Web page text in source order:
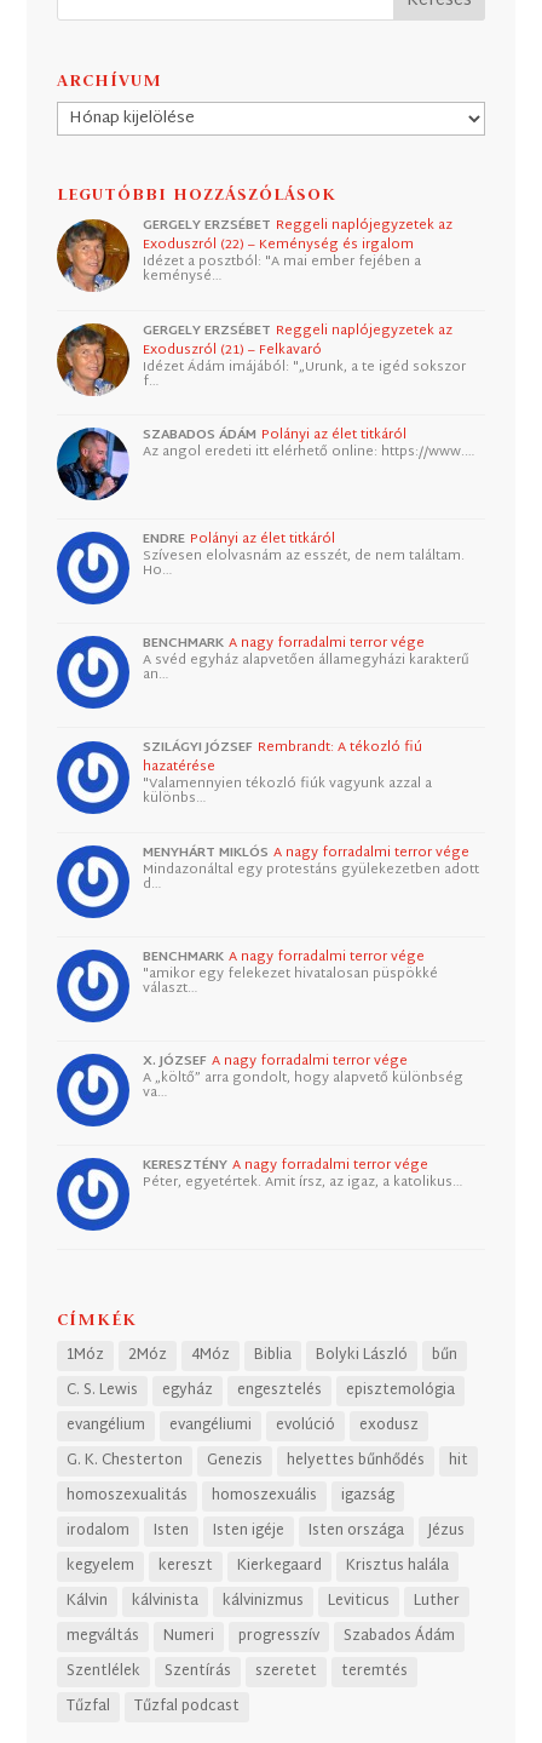
ARCHÍVUM
Archívum
LEGUTÓBBI HOZZÁSZÓLÁSOK
GERGELY ERZSÉBET Reggeli naplójegyzetek az
Exoduszról (22) – Keménység és irgalom
Idézet a posztból: "A mai ember fejében a
keménysé…
GERGELY ERZSÉBET Reggeli naplójegyzetek az
Exoduszról (21) – Felkavaró
Idézet Ádám imájából: "„Urunk, a te igéd sokszor
f…
SZABADOS ÁDÁM Polányi az élet titkáról
Az angol eredeti itt elérhető online: https://www.…
ENDRE Polányi az élet titkáról
Szívesen elolvasnám az esszét, de nem találtam.
Ho…
BENCHMARK A nagy forradalmi terror vége
A svéd egyház alapvetően államegyházi karakterű
an…
SZILÁGYI JÓZSEF Rembrandt: A tékozló fiú
hazatérése
"Valamennyien tékozló fiúk vagyunk azzal a
különbs…
MENYHÁRT MIKLÓS A nagy forradalmi terror vége
Mindazonáltal egy protestáns gyülekezetben adott
d…
BENCHMARK A nagy forradalmi terror vége
"amikor egy felekezet hivatalosan püspökké
választ…
X. JÓZSEF A nagy forradalmi terror vége
A „költő” arra gondolt, hogy alapvető különbség
va…
KERESZTÉNY A nagy forradalmi terror vége
Péter, egyetértek. Amit írsz, az igaz, a katolikus…
CÍMKÉK
1Móz 2Móz 4Móz Biblia Bolyki László
bűn
C. S. Lewis
egyház engesztelés
episztemológia
evangélium
evangéliumi evolúció
exodusz
G. K. Chesterton
Genezis helyettes bűnhődés
hit
homoszexualitás
homoszexuális
igazság
irodalom
Isten Isten igéje Isten országa
Jézus
kegyelem
kereszt Kierkegaard
Krisztus halála
Kálvin
kálvinista kálvinizmus Leviticus
Luther
megváltás
Numeri progresszív
Szabados Ádám
Szentlélek
Szentírás szeretet
teremtés
Tűzfal
Tűzfal podcast